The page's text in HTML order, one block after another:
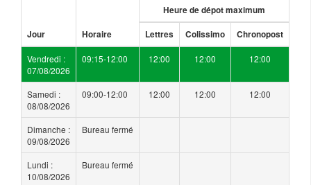
Jour Horaire
Heure de dépot maximum
Lettres Colissimo Chronopost
Vendredi :
07/08/2026
09:15-12:00 12:00 12:00 12:00
Samedi :
08/08/2026
09:00-12:00 12:00 12:00 12:00
Dimanche :
09/08/2026
Bureau fermé
Lundi :
10/08/2026
Bureau fermé